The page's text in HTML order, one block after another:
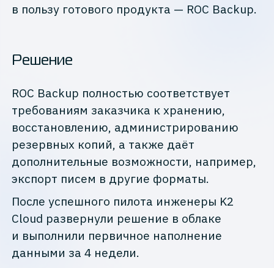
в пользу готового продукта — ROC Backup.
Решение
ROC Backup полностью соответствует
требованиям заказчика к хранению,
восстановлению, администрированию
резервных копий, а также даёт
дополнительные возможности, например,
экспорт писем в другие форматы.
После успешного пилота инженеры K2
Cloud развернули решение в облаке
и выполнили первичное наполнение
данными за 4 недели.